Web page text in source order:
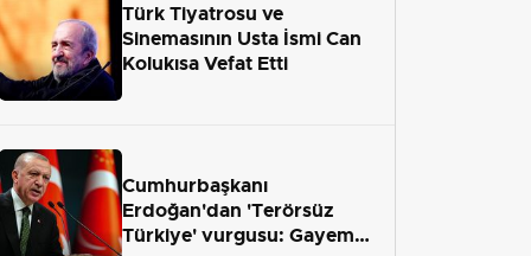
Türk Tiyatrosu ve
Sinemasının Usta İsmi Can
Kolukısa Vefat Etti
Cumhurbaşkanı
Erdoğan'dan 'Terörsüz
Türkiye' vurgusu: Gayemiz